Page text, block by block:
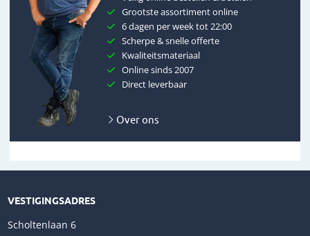
Grootste assortiment online
6 dagen per week tot 22:00
Scherpe & snelle offerte
Kwaliteitsmateriaal
Online sinds 2007
Direct leverbaar
Over ons
VESTIGINGSADRES
Scholtenlaan 6